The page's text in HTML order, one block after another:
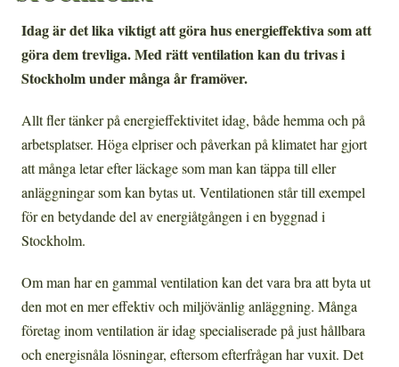
Idag är det lika viktigt att göra hus energieffektiva som att
göra dem trevliga. Med rätt ventilation kan du trivas i
Stockholm under många år framöver.
Allt fler tänker på energieffektivitet idag, både hemma och på
arbetsplatser. Höga elpriser och påverkan på klimatet har gjort
att många letar efter läckage som man kan täppa till eller
anläggningar som kan bytas ut. Ventilationen står till exempel
för en betydande del av energiåtgången i en byggnad i
Stockholm.
Om man har en gammal ventilation kan det vara bra att byta ut
den mot en mer effektiv och miljövänlig anläggning. Många
företag inom ventilation är idag specialiserade på just hållbara
och energisnåla lösningar, eftersom efterfrågan har vuxit. Det